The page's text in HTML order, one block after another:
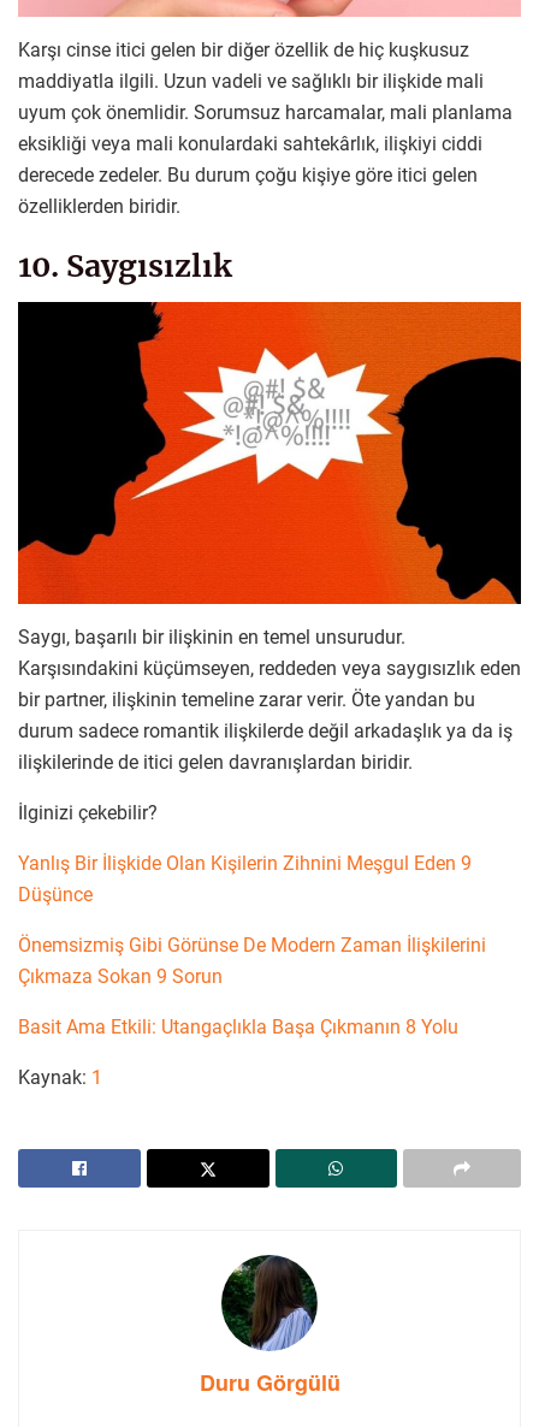
Karşı cinse itici gelen bir diğer özellik de hiç kuşkusuz
maddiyatla ilgili. Uzun vadeli ve sağlıklı bir ilişkide mali
uyum çok önemlidir. Sorumsuz harcamalar, mali planlama
eksikliği veya mali konulardaki sahtekârlık, ilişkiyi ciddi
derecede zedeler. Bu durum çoğu kişiye göre itici gelen
özelliklerden biridir.
10. Saygısızlık
Saygı, başarılı bir ilişkinin en temel unsurudur.
Karşısındakini küçümseyen, reddeden veya saygısızlık eden
bir partner, ilişkinin temeline zarar verir. Öte yandan bu
durum sadece romantik ilişkilerde değil arkadaşlık ya da iş
ilişkilerinde de itici gelen davranışlardan biridir.
İlginizi çekebilir?
Yanlış Bir İlişkide Olan Kişilerin Zihnini Meşgul Eden 9
Düşünce
Önemsizmiş Gibi Görünse De Modern Zaman İlişkilerini
Çıkmaza Sokan 9 Sorun
Basit Ama Etkili: Utangaçlıkla Başa Çıkmanın 8 Yolu
Kaynak: 1
Duru Görgülü